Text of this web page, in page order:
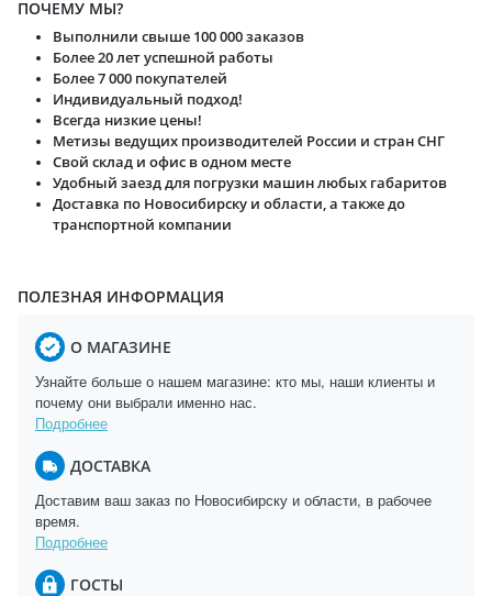
ПОЧЕМУ МЫ?
Выполнили свыше 100 000 заказов
Более 20 лет успешной работы
Более 7 000 покупателей
Индивидуальный подход!
Всегда низкие цены!
Метизы ведущих производителей России и стран СНГ
Свой склад и офис в одном месте
Удобный заезд для погрузки машин любых габаритов
Доставка по Новосибирску и области, а также до
транспортной компании
ПОЛЕЗНАЯ ИНФОРМАЦИЯ
О МАГАЗИНЕ
Узнайте больше о нашем магазине: кто мы, наши клиенты и
почему они выбрали именно нас.
Подробнее
ДОСТАВКА
Доставим ваш заказ по Новосибирску и области, в рабочее
время.
Подробнее
ГОСТЫ